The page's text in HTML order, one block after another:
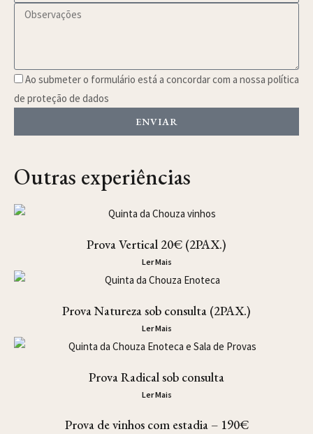
Outras experiências
Prova Vertical 20€ (2PAX.)
Ler Mais
Prova Natureza sob consulta (2PAX.)
Ler Mais
Prova Radical sob consulta
Ler Mais
Prova de vinhos com estadia – 190€
Ao submeter o formulário está a concordar com a nossa política
de proteção de dados
ENVIAR